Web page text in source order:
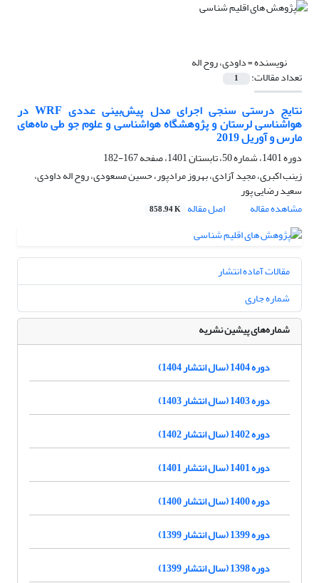
نویسنده =داودی، روح اله
تعداد مقالات: 1
نتایج درستی سنجی اجرای مدل پیش‌بینی عددی WRF در
هواشناسی لرستان و پژوهشگاه هواشناسی و علوم جو طی ماه‌های
مارس و آوریل 2019
دوره 1401، شماره 50، تابستان 1401، صفحه
167-182
زینب اکبری، مجید آزادی، بهروز مرادپور، حسین مسعودی، روح اله داودی،
سعید رضایی پور
مشاهده مقاله
اصل مقاله 858.94 K
مقالات آماده انتشار
شماره جاری
شماره‌های پیشین نشریه
دوره 1404 (سال انتشار 1404)
دوره 1403 (سال انتشار 1403)
دوره 1402 (سال انتشار 1402)
دوره 1401 (سال انتشار 1401)
دوره 1400 (سال انتشار 1400)
دوره 1399 (سال انتشار 1399)
دوره 1398 (سال انتشار 1399)